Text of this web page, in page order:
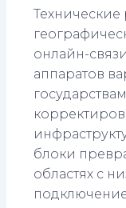
онлайн-
аппаратов
блоки
областях с